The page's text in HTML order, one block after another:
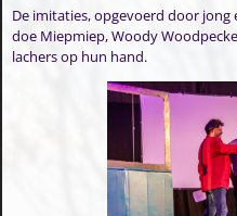
De imitaties, opgevoerd door
doe Miepmiep, Woody
lachers op hun hand.